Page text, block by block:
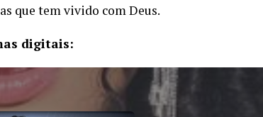
que tem vivido com Deus.
digitais: